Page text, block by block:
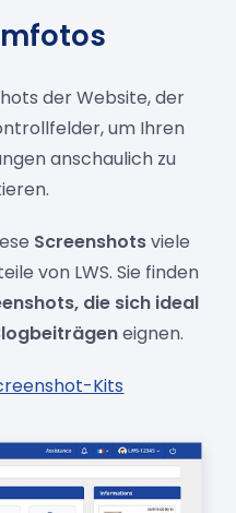
der Website, der
um Ihren
anschaulich zu
Screenshotsviele
von LWS. Sie finden
die sich ideal
eignen.
Kits